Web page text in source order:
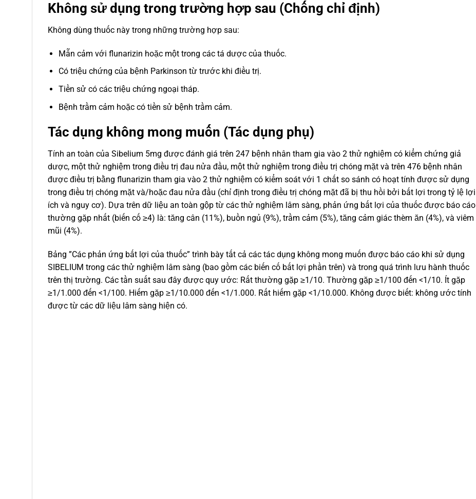
Không sử dụng trong trường hợp sau (Chống chỉ định)
Không dùng thuốc này trong những trường hợp sau:
Mẫn cảm với flunarizin hoặc một trong các tá dược của thuốc.
Có triệu chứng của bệnh Parkinson từ trước khi điều trị.
Tiền sử có các triệu chứng ngoại tháp.
Bệnh trầm cảm hoặc có tiền sử bệnh trầm cảm.
Tác dụng không mong muốn (Tác dụng phụ)
Tính an toàn của Sibelium 5mg được đánh giá trên 247 bệnh nhân tham gia vào 2 thử nghiệm có kiểm chứng giả
dược, một thử nghiệm trong điều trị đau nửa đầu, một thử nghiệm trong điều trị chóng mặt và trên 476 bệnh nhân
được điều trị bằng flunarizin tham gia vào 2 thử nghiệm có kiểm soát với 1 chất so sánh có hoạt tính được sử dụng
trong điều trị chóng mặt và/hoặc đau nửa đầu (chỉ định trong điều trị chóng mặt đã bị thu hồi bởi bất lợi trong tỷ lệ lợi
ích và nguy cơ). Dựa trên dữ liệu an toàn gộp từ các thử nghiệm lâm sàng, phản ứng bất lợi của thuốc được báo cáo
thường gặp nhất (biến cố ≥4) là: tăng cân (11%), buồn ngủ (9%), trầm cảm (5%), tăng cảm giác thèm ăn (4%), và viêm
mũi (4%).
Bảng ”Các phản ứng bất lợi của thuốc” trình bày tất cả các tác dụng không mong muốn được báo cáo khi sử dụng
SIBELIUM trong các thử nghiệm lâm sàng (bao gồm các biến cố bất lợi phần trên) và trong quá trình lưu hành thuốc
trên thị trường. Các tần suất sau đây được quy ước: Rất thường gặp ≥1/10. Thường gặp ≥1/100 đến <1/10. Ít gặp
≥1/1.000 đến <1/100. Hiếm gặp ≥1/10.000 đến <1/1.000. Rất hiếm gặp <1/10.000. Không được biết: không ước tính
được từ các dữ liệu lâm sàng hiện có.